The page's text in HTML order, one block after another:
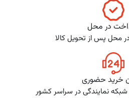
در محل
محل پس از تحویل کالا
خرید حضوری
نمایندگی در سراسر کشور